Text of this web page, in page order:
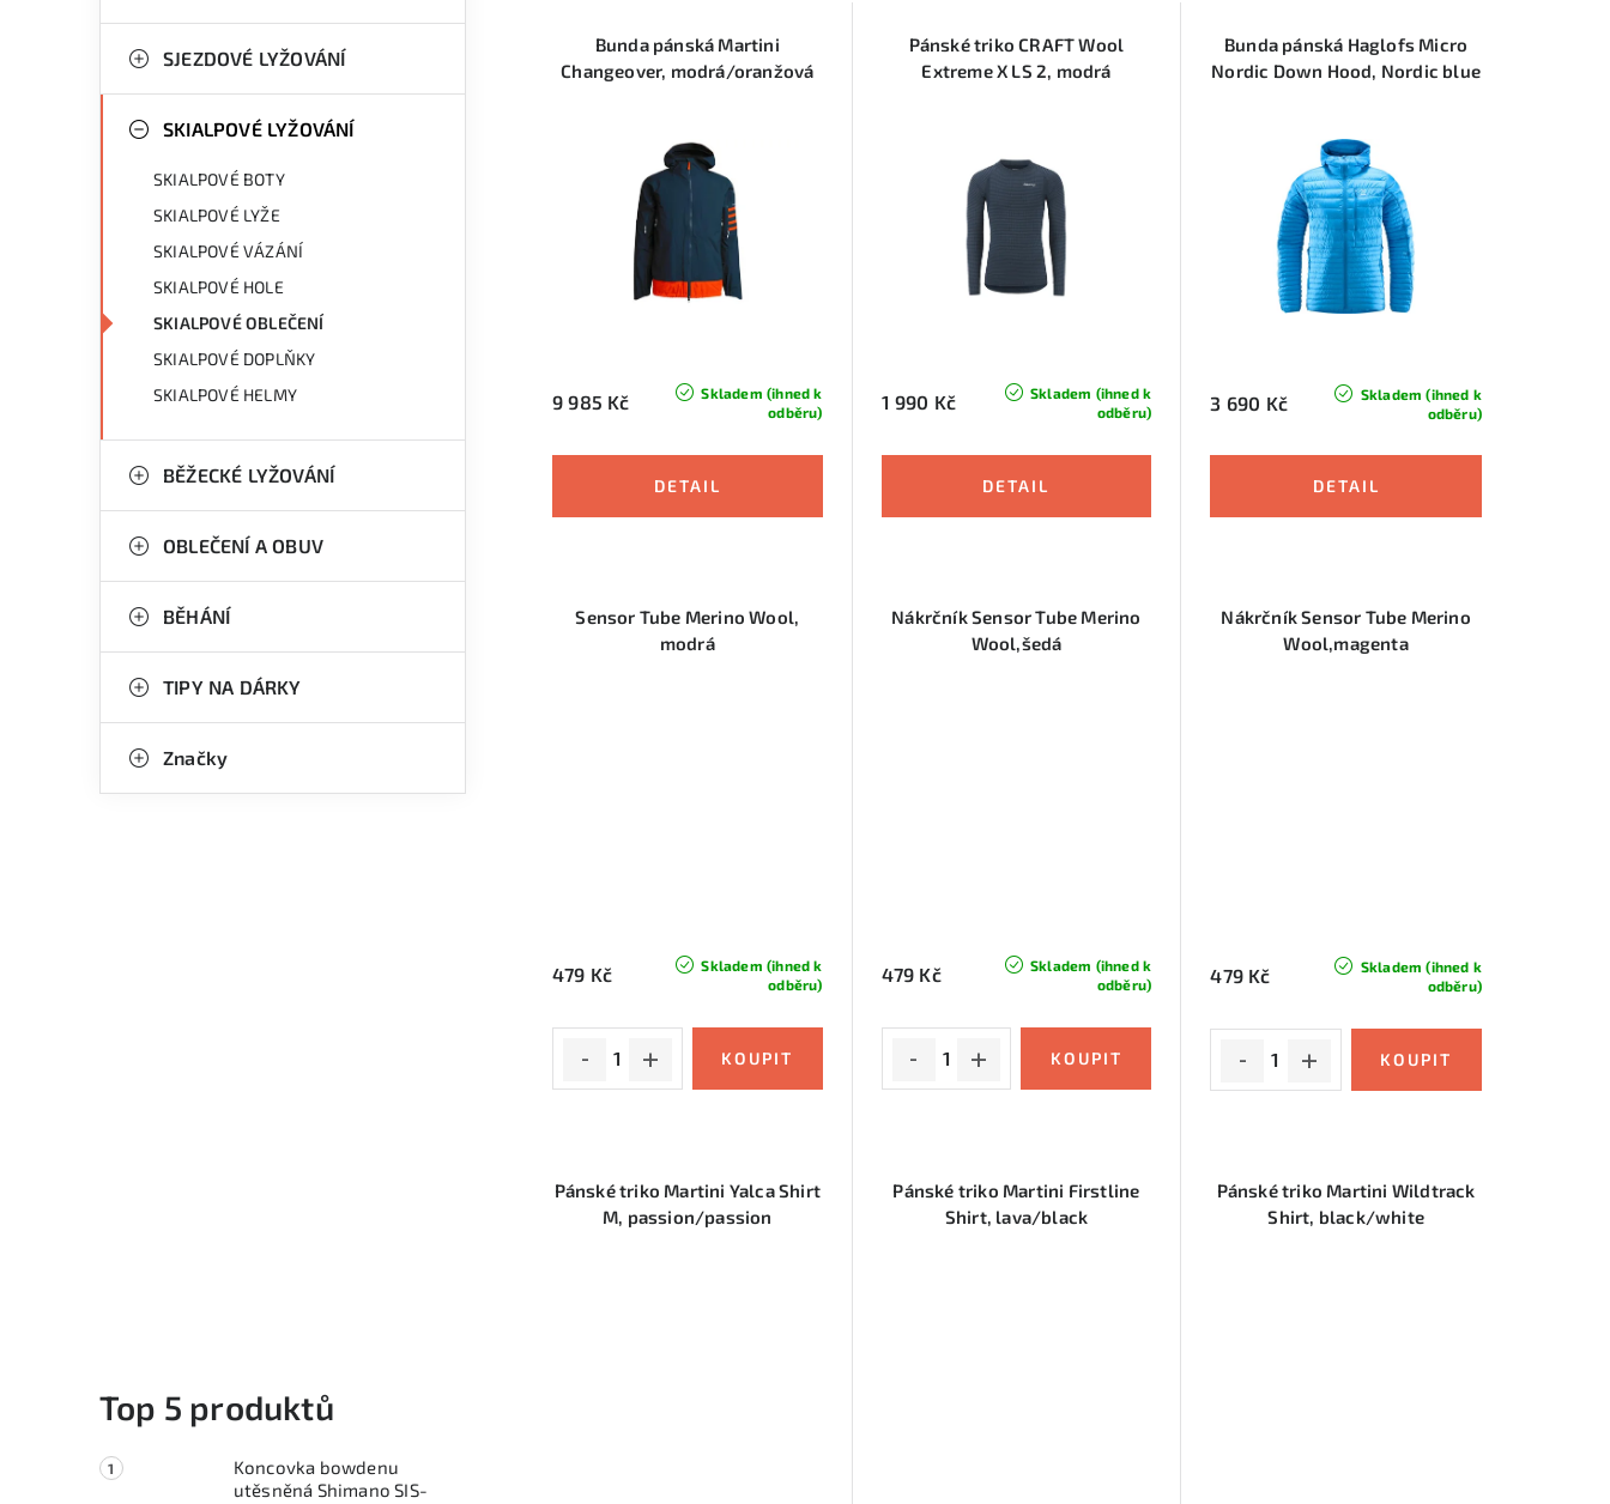
e
e
SJEZDOVÉ LYŽOVÁNÍ
SKIALPOVÉ LYŽOVÁNÍ
SKIALPOVÉ BOTY
SKIALPOVÉ LYŽE
SKIALPOVÉ VÁZÁNÍ
SKIALPOVÉ HOLE
SKIALPOVÉ OBLEČENÍ
SKIALPOVÉ DOPLŇKY
SKIALPOVÉ HELMY
BĚŽECKÉ LYŽOVÁNÍ
OBLEČENÍ A OBUV
BĚHÁNÍ
TIPY NA DÁRKY
Značky
Top 5 produktů
Koncovka bowdenu
utěsněná Shimano SIS-
z
e
í
p
o
u
k
t
Bunda pánská Martini
Changeover, modrá/oranžová
Skladem (ihned k
odběru)
9 985 Kč
Pánské triko CRAFT Wool
Extreme X LS 2, modrá
Skladem (ihned k
odběru)
1 990 Kč
Bunda pánská Haglofs Micro
Nordic Down Hood, Nordic blue
Skladem (ihned k
odběru)
3 690 Kč
Sensor Tube Merino Wool,
modrá
Skladem (ihned k
odběru)
479 Kč
Nákrčník Sensor Tube Merino
Wool,šedá
Skladem (ihned k
odběru)
479 Kč
Nákrčník Sensor Tube Merino
Wool,magenta
Skladem (ihned k
odběru)
479 Kč
Pánské triko Martini Yalca Shirt
M, passion/passion
Pánské triko Martini Firstline
Shirt, lava/black
Pánské triko Martini Wildtrack
Shirt, black/white